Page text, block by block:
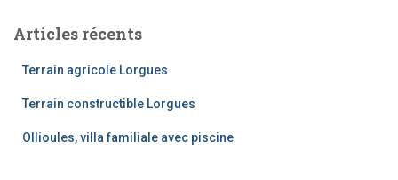
Articles récents
Terrain agricole Lorgues
Terrain constructible Lorgues
Ollioules, villa familiale avec piscine